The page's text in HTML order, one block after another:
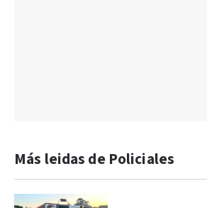
Más leidas de Policiales